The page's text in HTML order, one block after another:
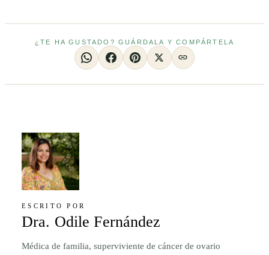
¿TE HA GUSTADO? GUÁRDALA Y COMPÁRTELA
ESCRITO POR
Dra. Odile Fernández
Médica de familia, superviviente de cáncer de ovario